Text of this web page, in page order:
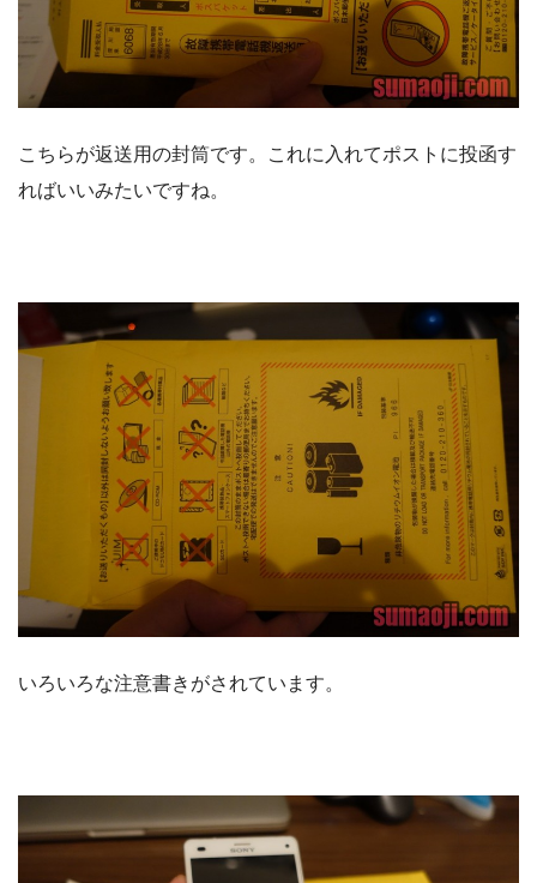
こちらが返送用の封筒です。これに入れてポストに投函す
ればいいみたいですね。
いろいろな注意書きがされています。